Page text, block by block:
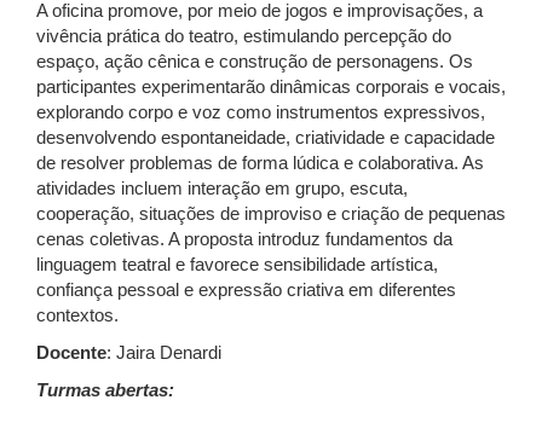
A oficina promove, por meio de jogos e improvisações, a
vivência prática do teatro, estimulando percepção do
espaço, ação cênica e construção de personagens. Os
participantes experimentarão dinâmicas corporais e vocais,
explorando corpo e voz como instrumentos expressivos,
desenvolvendo espontaneidade, criatividade e capacidade
de resolver problemas de forma lúdica e colaborativa. As
atividades incluem interação em grupo, escuta,
cooperação, situações de improviso e criação de pequenas
cenas coletivas. A proposta introduz fundamentos da
linguagem teatral e favorece sensibilidade artística,
confiança pessoal e expressão criativa em diferentes
contextos.
Docente: Jaira Denardi
Turmas abertas: